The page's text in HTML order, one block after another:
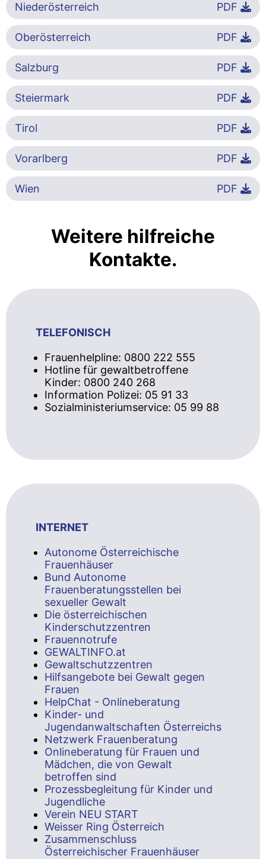
Niederösterreich PDF
Oberösterreich PDF
Salzburg PDF
Steiermark PDF
Tirol PDF
Vorarlberg PDF
Wien PDF
Weitere hilfreiche
Kontakte.
TELEFONISCH
Frauenhelpline: 0800 222 555
Hotline für gewaltbetroffene
Kinder: 0800 240 268
Information Polizei: 05 91 33
Sozialministeriumservice: 05 99 88
INTERNET
Autonome Österreichische
Frauenhäuser
Bund Autonome
Frauenberatungsstellen bei
sexueller Gewalt
Die österreichischen
Kinderschutzzentren
Frauennotrufe
GEWALTINFO.at
Gewaltschutzzentren
Hilfsangebote bei Gewalt gegen
Frauen
HelpChat - Onlineberatung
Kinder- und
Jugendanwaltschaften Österreichs
Netzwerk Frauenberatung
Onlineberatung für Frauen und
Mädchen, die von Gewalt
betroffen sind
Prozessbegleitung für Kinder und
Jugendliche
Verein NEU START
Weisser Ring Österreich
Zusammenschluss
Österreichischer Frauenhäuser